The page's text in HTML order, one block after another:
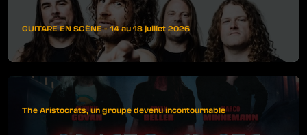
GUITARE EN SCÈNE - 14 au 18 juillet 2026
The Aristocrats, un groupe devenu incontournable